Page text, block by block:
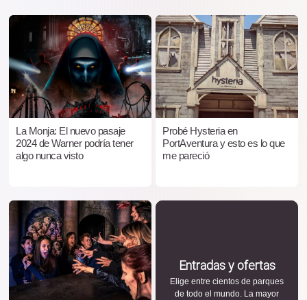
La Monja: El nuevo pasaje
2024 de Warner podría tener
algo nunca visto
Probé Hysteria en
PortAventura y esto es lo que
me pareció
Entradas y ofertas
Elige entre cientos de parques
de todo el mundo. La mayor